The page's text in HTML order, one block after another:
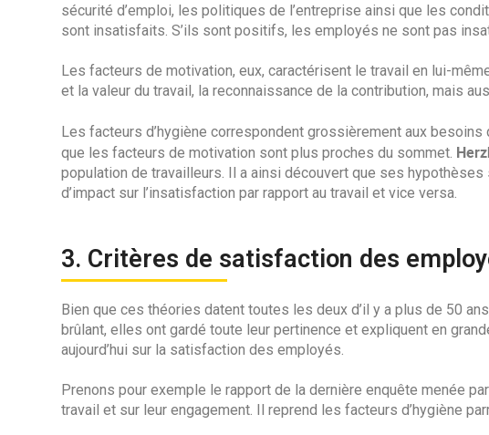
sécurité d’emploi, les politiques de l’entreprise ainsi que les
sont insatisfaits. S’ils sont positifs, les employés ne sont pas
Les facteurs de motivation, eux, caractérisent le travail en lui-
et la valeur du travail, la reconnaissance de la contribution, mais
Les facteurs d’hygiène correspondent grossièrement aux besoins
que les facteurs de motivation sont plus proches du sommet.
population de travailleurs. Il a ainsi découvert que ses
d’impact sur l’insatisfaction par rapport au travail et vice versa.
3. Critères de satisfaction des
Bien que ces théories datent toutes les deux d’il y a plus de 50
brûlant, elles ont gardé toute leur pertinence et expliquent en
aujourd’hui sur la satisfaction des employés.
Prenons pour exemple le rapport de la dernière enquête menée
travail et sur leur engagement. Il reprend les facteurs d’hygiène